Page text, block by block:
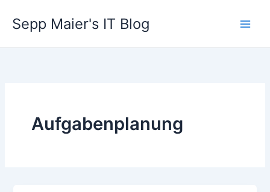
Inhalt
springen
Sepp Maier's IT Blog
Aufgabenplanung